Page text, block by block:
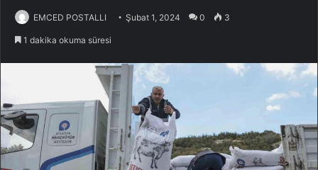
EMCED POSTALLI Şubat 1, 2024 0 3
1 dakika okuma süresi